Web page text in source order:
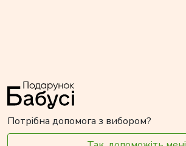
Потрібна допомога з вибором?